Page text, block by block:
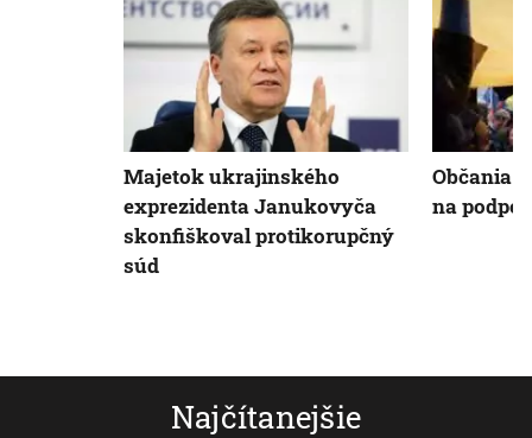
Najčítanejšie
Majetok ukrajinského
exprezidenta Janukovyča
skonfiškoval protikorupčný
súd
Občania
na